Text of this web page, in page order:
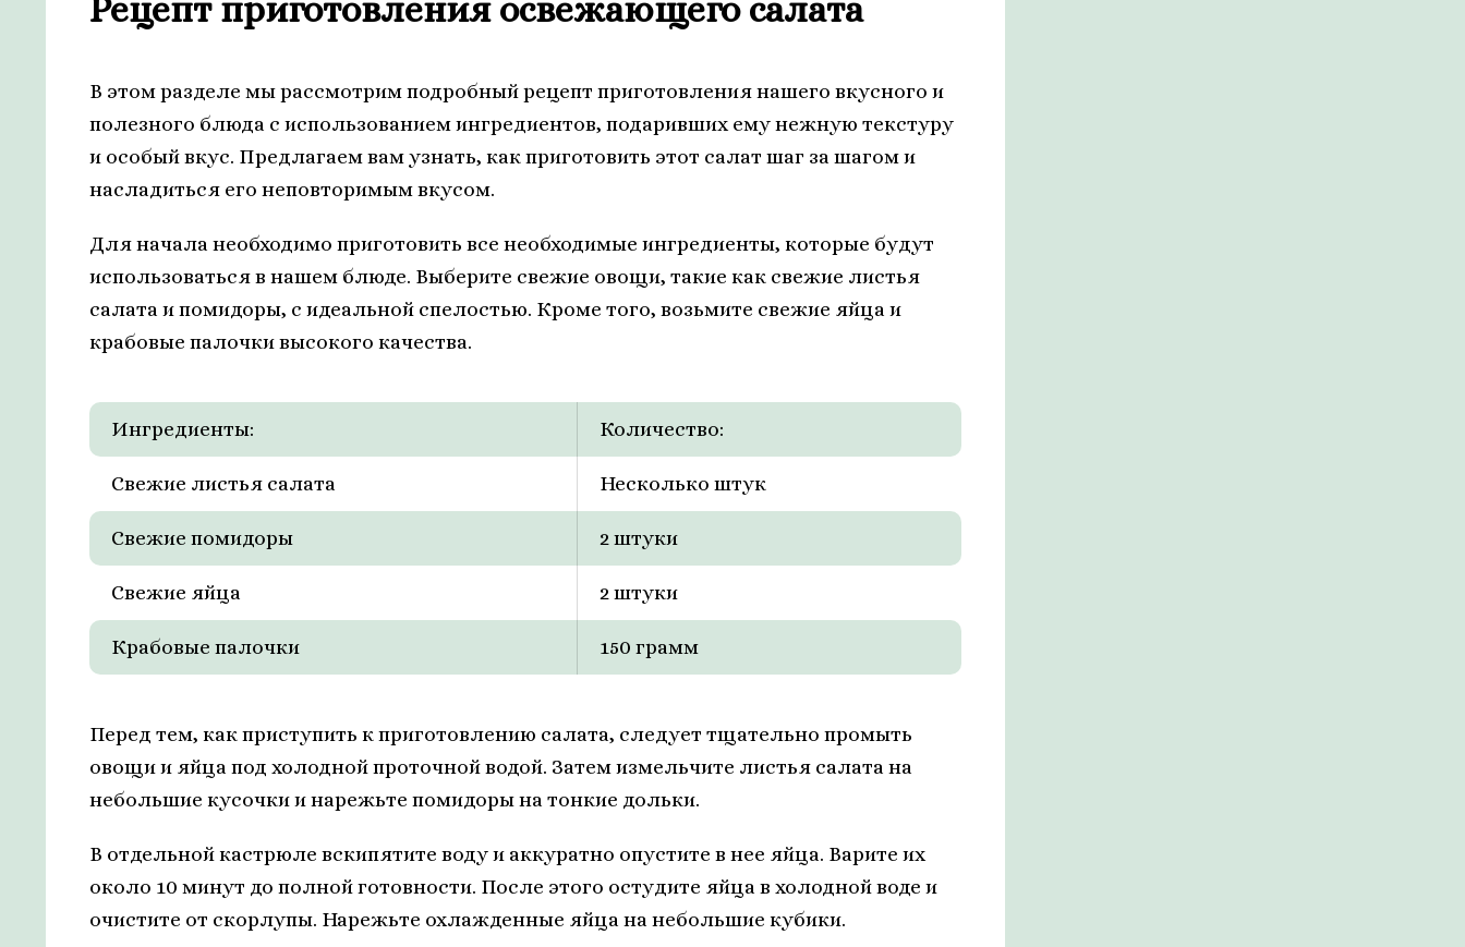
Рецепт приготовления освежающего салата
В этом разделе мы рассмотрим подробный рецепт приготовления нашего вкусного и
полезного блюда с использованием ингредиентов, подаривших ему нежную текстуру
и особый вкус. Предлагаем вам узнать, как приготовить этот салат шаг за шагом и
насладиться его неповторимым вкусом.
Для начала необходимо приготовить все необходимые ингредиенты, которые будут
использоваться в нашем блюде. Выберите свежие овощи, такие как свежие листья
салата и помидоры, с идеальной спелостью. Кроме того, возьмите свежие яйца и
крабовые палочки высокого качества.
Ингредиенты: Количество:
Свежие листья салата Несколько штук
Свежие помидоры 2 штуки
Свежие яйца 2 штуки
Крабовые палочки 150 грамм
Перед тем, как приступить к приготовлению салата, следует тщательно промыть
овощи и яйца под холодной проточной водой. Затем измельчите листья салата на
небольшие кусочки и нарежьте помидоры на тонкие дольки.
В отдельной кастрюле вскипятите воду и аккуратно опустите в нее яйца. Варите их
около 10 минут до полной готовности. После этого остудите яйца в холодной воде и
очистите от скорлупы. Нарежьте охлажденные яйца на небольшие кубики.